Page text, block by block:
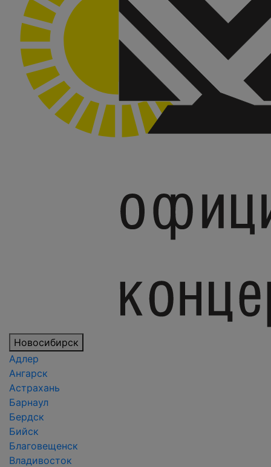
Новосибирск
Адлер
Ангарск
Астрахань
Барнаул
Бердск
Бийск
Благовещенск
Владивосток